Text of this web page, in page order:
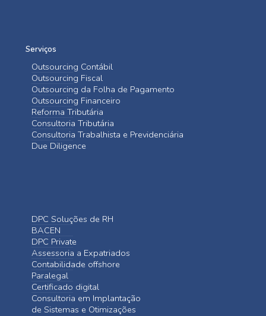
Serviços
Outsourcing Contábil
Outsourcing Fiscal
Outsourcing da Folha de Pagamento
Outsourcing Financeiro
Reforma Tributária
Consultoria Tributária
Consultoria Trabalhista e Previdenciária
Due Diligence
DPC Soluções de RH
BACEN
DPC Private
Assessoria a Expatriados
Contabilidade offshore
Paralegal
Certificado digital
Consultoria em Implantação
de Sistemas e Otimizações